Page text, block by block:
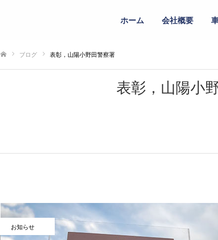
ホーム 会社概要
ブログ 表彰，山陽小野田警察署
表彰，山陽小
お知らせ